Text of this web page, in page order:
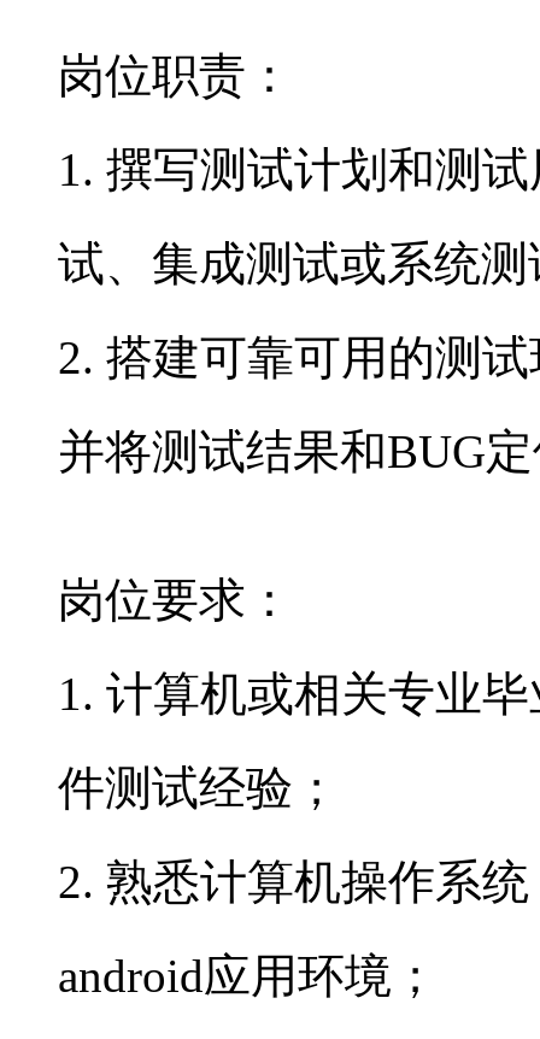
岗位职责：
1. 撰写测试计划和测
试、集成测试或系统测
2. 搭建可靠可用的测
并将测试结果和BUG
岗位要求：
1. 计算机或相关专业
件测试经验；
2. 熟悉计算机操作系
android应用环境；